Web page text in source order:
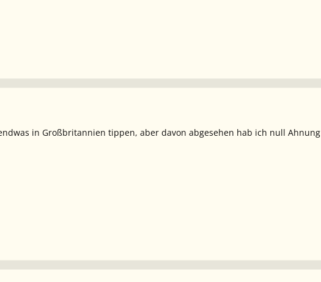
in Großbritannien tippen, aber davon abgesehen hab ich null Ahnung